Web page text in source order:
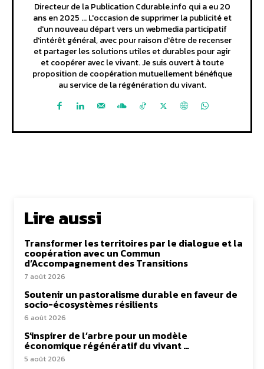
Directeur de la Publication Cdurable.info qui a eu 20
ans en 2025 ... L'occasion de supprimer la publicité et
d'un nouveau départ vers un webmedia participatif
d'intérêt général, avec pour raison d'être de recenser
et partager les solutions utiles et durables pour agir
et coopérer avec le vivant. Je suis ouvert à toute
proposition de coopération mutuellement bénéfique
au service de la régénération du vivant.
Lire aussi
Transformer les territoires par le dialogue et la
coopération avec un Commun
d’Accompagnement des Transitions
7 août 2026
Soutenir un pastoralisme durable en faveur de
socio-écosystèmes résilients
6 août 2026
S’inspirer de l’arbre pour un modèle
économique régénératif du vivant …
5 août 2026